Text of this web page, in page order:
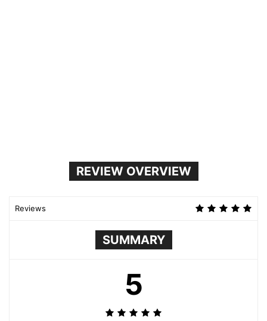
REVIEW OVERVIEW
Reviews
SUMMARY
5